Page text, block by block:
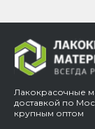
Лакокрасочные
доставкой по
крупным оптом